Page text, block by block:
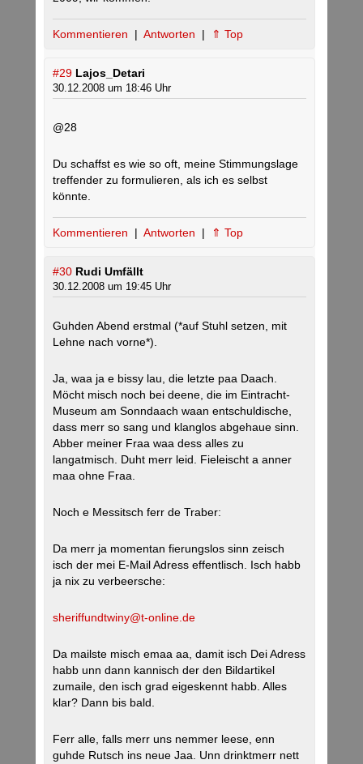
Kommentieren | Antworten | ⇑ Top
#29 Lajos_Detari
30.12.2008 um 18:46 Uhr
@28
Du schaffst es wie so oft, meine Stimmungslage
treffender zu formulieren, als ich es selbst
könnte.
Kommentieren | Antworten | ⇑ Top
#30 Rudi Umfällt
30.12.2008 um 19:45 Uhr
Guhden Abend erstmal (*auf Stuhl setzen, mit
Lehne nach vorne*).
Ja, waa ja e bissy lau, die letzte paa Daach.
Möcht misch noch bei deene, die im Eintracht-
Museum am Sonndaach waan entschuldische,
dass merr so sang und klanglos abgehaue sinn.
Abber meiner Fraa waa dess alles zu
langatmisch. Duht merr leid. Fieleischt a anner
maa ohne Fraa.
Noch e Messitsch ferr de Traber:
Da merr ja momentan fierungslos sinn zeisch
isch der mei E-Mail Adress effentlisch. Isch habb
ja nix zu verbeersche:
sheriffundtwiny@t-online.de
Da mailste misch emaa aa, damit isch Dei Adress
habb unn dann kannisch der den Bildartikel
zumaile, den isch grad eigeskennt habb. Alles
klar? Dann bis bald.
Ferr alle, falls merr uns nemmer leese, enn
guhde Rutsch ins neue Jaa. Unn drinktmerr nett